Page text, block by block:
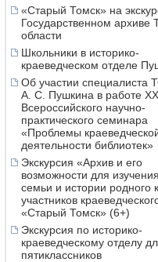
«Старый Томск» на
Государственном архиве
области
Школьники в историко-
краеведческом отделе
Об участии специалиста
А. С. Пушкина в работе
Всероссийского научно-
практического семинара
«Проблемы
деятельности библиотек»
Экскурсия «Архив и его
возможности для
семьи и истории родного
участников
«Старый Томск» (6+)
Экскурсия по историко-
краеведческому отделу
пятиклассников